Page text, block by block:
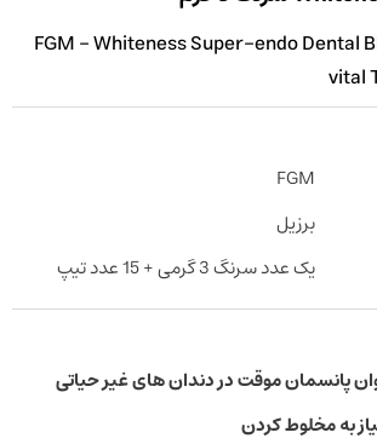
FGM - Whiteness Super-endo Dental
vital
FGM
برزیل
یک عدد سرنگ 3 گرمی + 15 عدد تیپ
پانسمان موقت در دندان های غیر حیاتی
به مخلوط کردن